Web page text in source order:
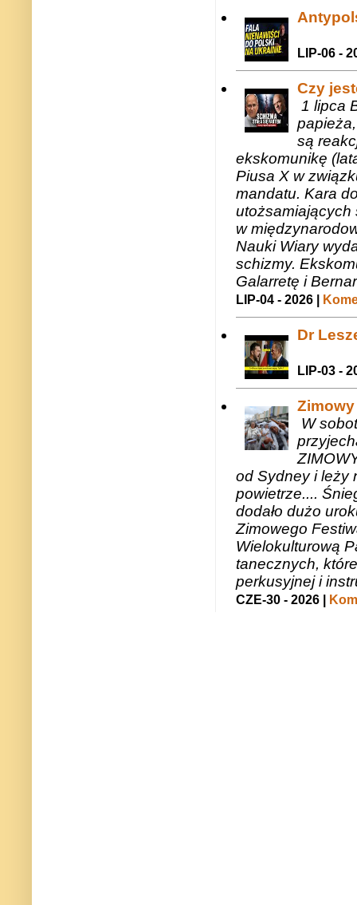
LIP-06 -
Czy
1 lipca
są
ekskomunikę
Piusa X w
mandatu. Kara
utożsamiających
w
Nauki Wiary
schizmy.
Galarretę i
LIP-04 - 2026 |
Dr
LIP-03 -
W
od Sydney i leży
powietrze....
dodało dużo
Zimowego
Wielokulturową
tanecznych,
perkusyjnej i
CZE-30 - 2026 |